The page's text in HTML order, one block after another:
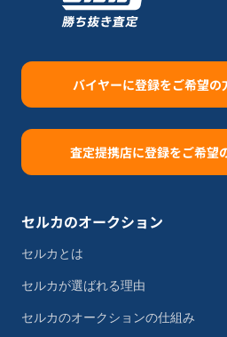
バイヤーに登録をご希望の
査定提携店に登録をご希望
セルカのオークション
セルカとは
セルカが選ばれる理由
セルカのオークションの仕組み